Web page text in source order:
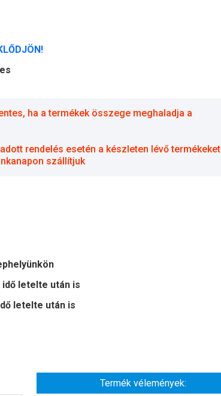
ha a termékek összege meghaladja a
rendelés esetén a készleten lévő termékeket
szállítjuk
letelte után is
letelte után is
Termék vélemények: